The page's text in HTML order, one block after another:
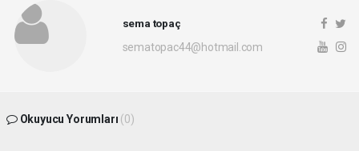
sema topaç
sematopac44@hotmail.com
Okuyucu Yorumları (0)